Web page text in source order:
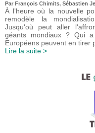
Par François Chimits, Sébastien
À l'heure où la nouvelle
remodèle la
Jusqu'où peut aller
géants mondiaux ? Qui
Européens peuvent en tirer
Lire la suite >